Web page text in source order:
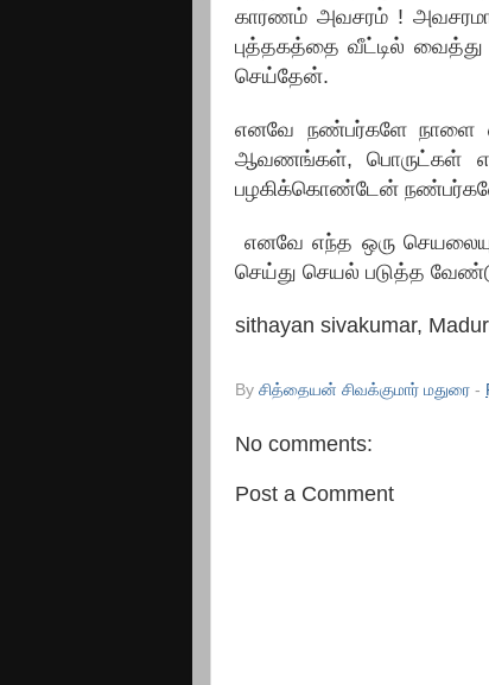
காரணம் அவசரம் !
புத்தகத்தை வீட்டில்
செய்தேன்.
எனவே நண்பர்களே
ஆவணங்கள், பொருட்கள்
பழகிக்கொண்டேன்
எனவே எந்த ஒரு
செய்து செயல் படுத்த
sithayan sivakumar,
By சித்தையன் சிவக்குமார் மதுரை -
No comments:
Post a Comment